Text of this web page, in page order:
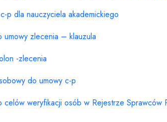
p dla nauczyciela akademickiego
umowy zlecenia – klauzula
-zlecenia
do umowy c-p
celów weryfikacji osób w Rejestrze Sprawców